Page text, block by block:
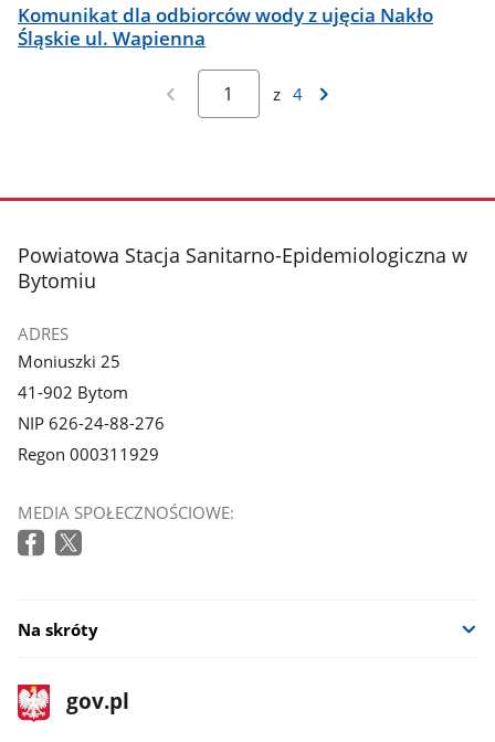
Komunikat dla odbiorców wody z ujęcia Nakło
Śląskie ul. Wapienna
z 4
stopka
Powiatowa Stacja Sanitarno-Epidemiologiczna w
Bytomiu
ADRES
Moniuszki 25
41-902 Bytom
NIP 626-24-88-276
Regon 000311929
MEDIA SPOŁECZNOŚCIOWE:
Na skróty
stopka
gov.pl
Strona
gov.pl